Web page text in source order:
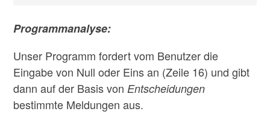
Programmanalyse:
Unser Programm fordert vom Benutzer die
Eingabe von Null oder Eins an (Zeile 16) und gibt
dann auf der Basis von Entscheidungen
bestimmte Meldungen aus.